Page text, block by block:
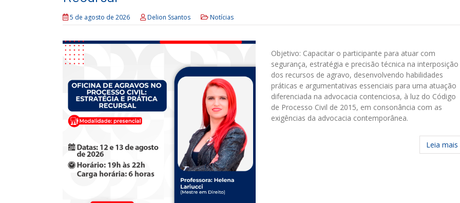
5 de agosto de 2026 Delion Ssantos Notícias
Objetivo: Capacitar o participante para atuar com
segurança, estratégia e precisão técnica na interposição
dos recursos de agravo, desenvolvendo habilidades
práticas e argumentativas essenciais para uma atuação
diferenciada na advocacia contenciosa, à luz do Código
de Processo Civil de 2015, em consonância com as
exigências da advocacia contemporânea.
Leia mais